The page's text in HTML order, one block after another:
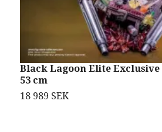
Black Lagoon Elite Exclusive
53 cm
18 989 SEK